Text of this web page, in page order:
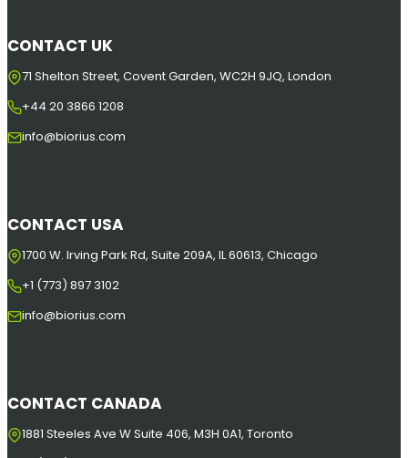
CONTACT UK
71 Shelton Street, Covent Garden, WC2H 9JQ, London
+44 20 3866 1208
info@biorius.com
CONTACT USA
1700 W. Irving Park Rd, Suite 209A, IL 60613, Chicago
+1 (773) 897 3102
info@biorius.com
CONTACT CANADA
1881 Steeles Ave W Suite 406, M3H 0A1, Toronto